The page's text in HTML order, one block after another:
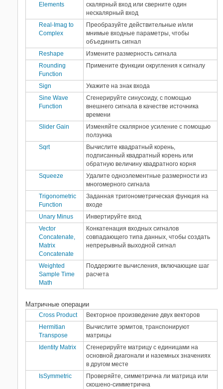
Elements
скалярный вход или сверните один
нескалярный вход
Real-Imag to
Complex
Преобразуйте действительные и/или
мнимые входные параметры, чтобы
объединить сигнал
Reshape
Измените размерность сигнала
Rounding
Function
Примените функции округления к сигналу
Sign
Укажите на знак входа
Sine Wave
Function
Сгенерируйте синусоиду, с помощью
внешнего сигнала в качестве источника
времени
Slider Gain
Изменяйте скалярное усиление с помощью
ползунка
Sqrt
Вычислите квадратный корень,
подписанный квадратный корень или
обратную величину квадратного корня
Squeeze
Удалите одноэлементные размерности из
многомерного сигнала
Trigonometric
Function
Заданная тригонометрическая функция на
входе
Unary Minus
Инвертируйте вход
Vector
Concatenate,
Matrix
Concatenate
Конкатенация входных сигналов
совпадающего типа данных, чтобы создать
непрерывный выходной сигнал
Weighted
Sample Time
Math
Поддержите вычисления, включающие шаг
расчета
Матричные операции
Cross Product
Векторное произведение двух векторов
Hermitian
Transpose
Вычислите эрмитов, транспонируют
матрицы
Identity Matrix
Сгенерируйте матрицу с единицами на
основной диагонали и наземных значениях
в другом месте
IsSymmetric
Проверяйте, симметрична ли матрица или
скошено-симметрична